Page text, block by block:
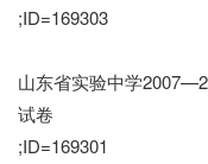
;ID=169303
山东省实验中学
试卷
;ID=169301